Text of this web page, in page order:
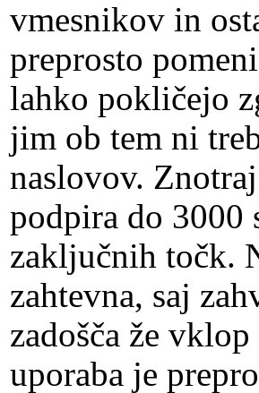
vmesnikov in
preprosto
lahko pokličejo
jim ob tem ni
naslovov.
podpira do 3000
zaključnih točk.
zahtevna, saj
zadošča že
uporaba je